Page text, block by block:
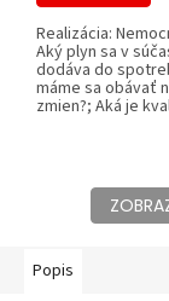
Realizácia:
Aký plyn sa v
dodáva do
máme sa obávať
zmien?; Aká je
Popis